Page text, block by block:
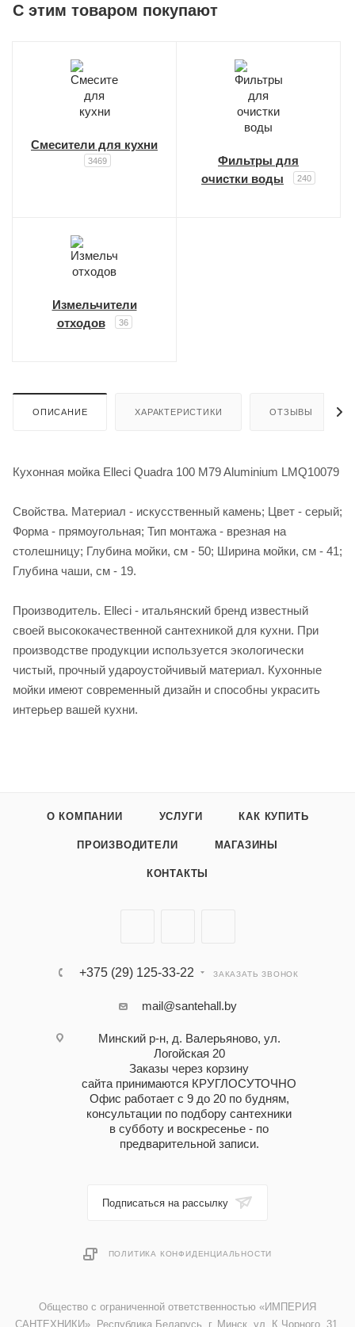
C этим товаром покупают
Смесители для кухни
3469
Фильтры для
очистки воды
240
Измельчители
отходов
36
ОПИСАНИЕ ХАРАКТЕРИСТИКИ ОТЗЫВЫ
Кухонная мойка Elleci Quadra 100 M79 Aluminium LMQ10079
Свойства. Материал - искусственный камень; Цвет - серый;
Форма - прямоугольная; Тип монтажа - врезная на
столешницу; Глубина мойки, см - 50; Ширина мойки, см - 41;
Глубина чаши, см - 19.
Производитель. Elleci - итальянский бренд известный
своей высококачественной сантехникой для кухни. При
производстве продукции используется экологически
чистый, прочный удароустойчивый материал. Кухонные
мойки имеют современный дизайн и способны украсить
интерьер вашей кухни.
О КОМПАНИИ УСЛУГИ КАК КУПИТЬ
ПРОИЗВОДИТЕЛИ МАГАЗИНЫ
КОНТАКТЫ
+375 (29) 125-33-22 ЗАКАЗАТЬ ЗВОНОК
mail@santehall.by
Минский р-н, д. Валерьяново, ул.
Логойская 20
Заказы через корзину
сайта принимаются КРУГЛОСУТОЧНО
Офис работает с 9 до 20 по будням,
консультации по подбору сантехники
в субботу и воскресенье - по
предварительной записи.
Подписаться на рассылку
ПОЛИТИКА КОНФИДЕНЦИАЛЬНОСТИ
Общество с ограниченной ответственностью «ИМПЕРИЯ
САНТЕХНИКИ». Республика Беларусь, г. Минск, ул. К.Чорного, 31,